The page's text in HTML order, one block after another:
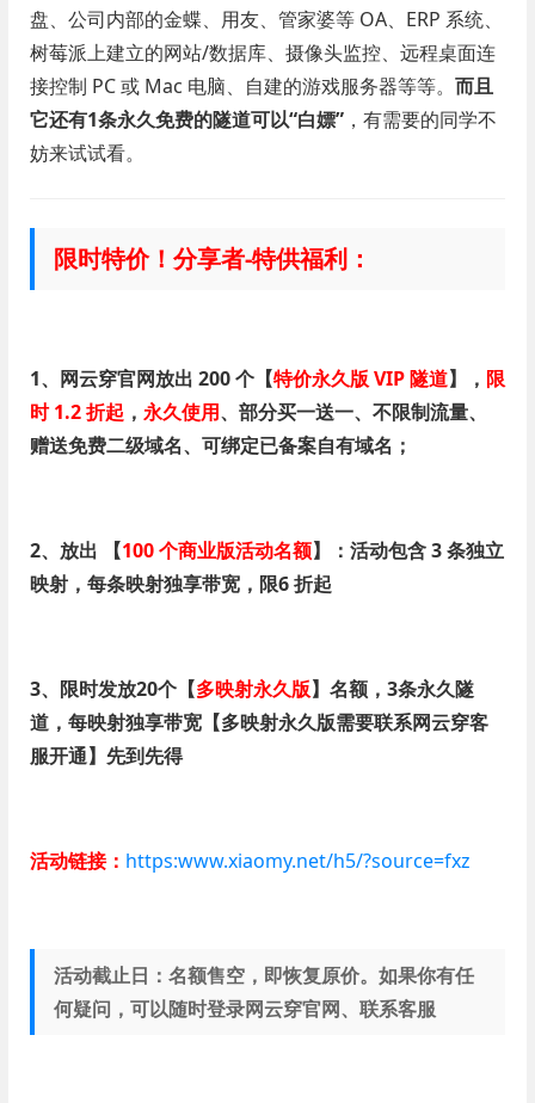
盘、公司内部的金蝶、用友、管家婆等 OA、ERP 系统、
树莓派上建立的网站/数据库、摄像头监控、远程桌面连
接控制 PC 或 Mac 电脑、自建的游戏服务器等等。 而且
它还有1条永久免费的隧道可以“白嫖”，有需要的同学不
妨来试试看。
限时特价！分享者-特供福利：
1、网云穿官网放出 200 个【特价永久版 VIP 隧道】， 限
时 1.2 折起 ， 永久使用、部分买一送一、不限制流量、
赠送免费二级域名、可绑定已备案自有域名；
2、放出 【100 个商业版活动名额】：活动包含 3 条独立
映射，每条映射独享带宽，限6 折起
3、限时发放20个【多映射永久版】名额，3条永久隧
道，每映射独享带宽【多映射永久版需要联系网云穿客
服开通】先到先得
活动链接： https:www.xiaomy.net/h5/?source=fxz
活动截止日：名额售空，即恢复原价。如果你有任
何疑问，可以随时登录网云穿官网、联系客服